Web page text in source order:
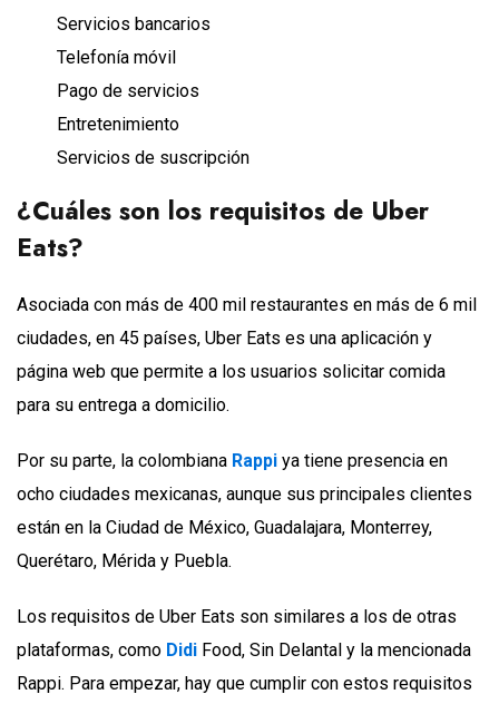
Servicios bancarios
Telefonía móvil
Pago de servicios
Entretenimiento
Servicios de suscripción
¿Cuáles son los requisitos de Uber
Eats?
Asociada con más de 400 mil restaurantes en más de 6 mil
ciudades, en 45 países, Uber Eats es una aplicación y
página web que permite a los usuarios solicitar comida
para su entrega a domicilio.
Por su parte, la colombiana Rappi ya tiene presencia en
ocho ciudades mexicanas, aunque sus principales clientes
están en la Ciudad de México, Guadalajara, Monterrey,
Querétaro, Mérida y Puebla.
Los requisitos de Uber Eats son similares a los de otras
plataformas, como Didi Food, Sin Delantal y la mencionada
Rappi. Para empezar, hay que cumplir con estos requisitos